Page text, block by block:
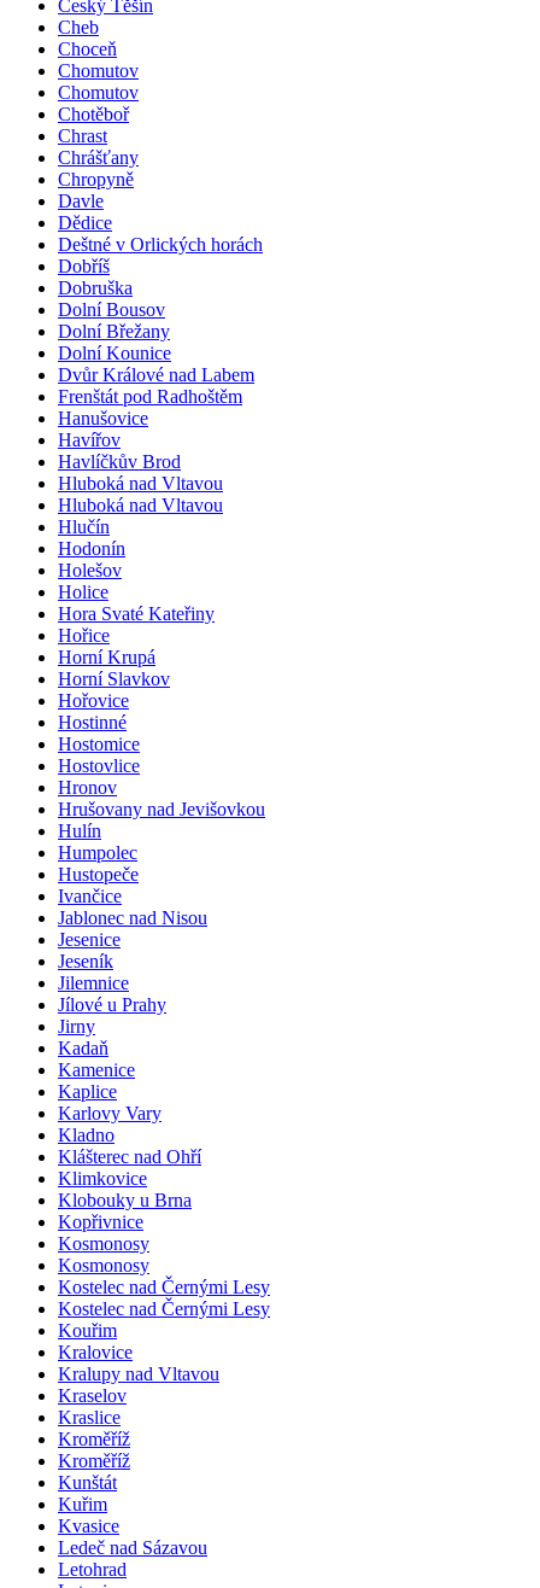
Český Těšín
Cheb
Choceň
Chomutov
Chomutov
Chotěboř
Chrast
Chrášťany
Chropyně
Davle
Dědice
Deštné v Orlických horách
Dobříš
Dobruška
Dolní Bousov
Dolní Břežany
Dolní Kounice
Dvůr Králové nad Labem
Frenštát pod Radhoštěm
Hanušovice
Havířov
Havlíčkův Brod
Hluboká nad Vltavou
Hluboká nad Vltavou
Hlučín
Hodonín
Holešov
Holice
Hora Svaté Kateřiny
Hořice
Horní Krupá
Horní Slavkov
Hořovice
Hostinné
Hostomice
Hostovlice
Hronov
Hrušovany nad Jevišovkou
Hulín
Humpolec
Hustopeče
Ivančice
Jablonec nad Nisou
Jesenice
Jeseník
Jilemnice
Jílové u Prahy
Jirny
Kadaň
Kamenice
Kaplice
Karlovy Vary
Kladno
Klášterec nad Ohří
Klimkovice
Klobouky u Brna
Kopřivnice
Kosmonosy
Kosmonosy
Kostelec nad Černými Lesy
Kostelec nad Černými Lesy
Kouřim
Kralovice
Kralupy nad Vltavou
Kraselov
Kraslice
Kroměříž
Kroměříž
Kunštát
Kuřim
Kvasice
Ledeč nad Sázavou
Letohrad